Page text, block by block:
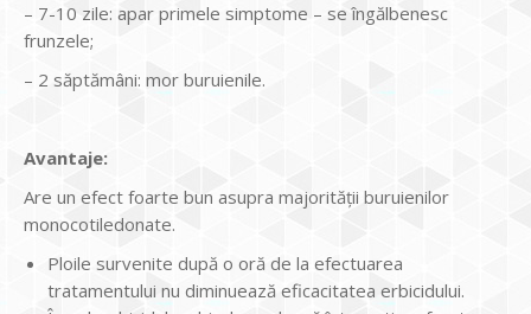
– 7-10 zile: apar primele simptome – se îngălbenesc
frunzele;
– 2 săptămâni: mor buruienile.
Avantaje:
Are un efect foarte bun asupra majorităţii buruienilor
monocotiledonate.
Ploile survenite după o oră de la efectuarea
tratamentului nu diminuează eficacitatea erbicidului.